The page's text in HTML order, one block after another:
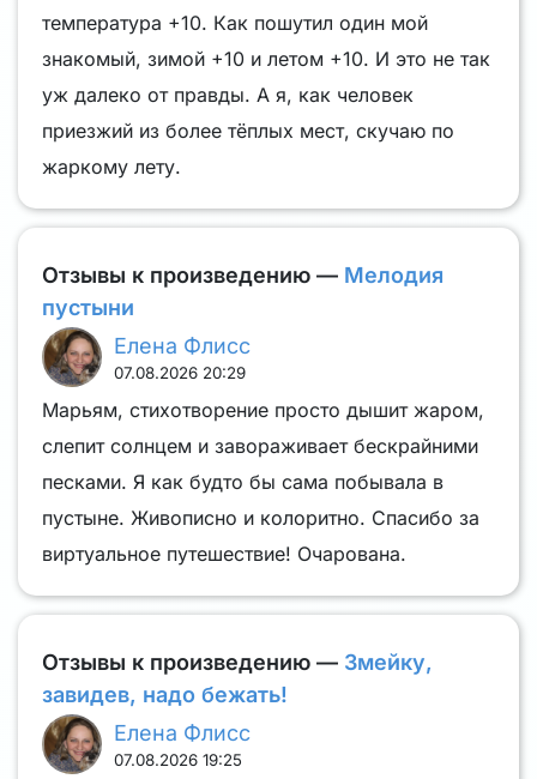
температура +10. Как пошутил один мой
знакомый, зимой +10 и летом +10. И это не так
уж далеко от правды. А я, как человек
приезжий из более тёплых мест, скучаю по
жаркому лету.
Отзывы к произведению — Мелодия
пустыни
Елена Флисс
07.08.2026 20:29
Марьям, стихотворение просто дышит жаром,
слепит солнцем и завораживает бескрайними
песками. Я как будто бы сама побывала в
пустыне. Живописно и колоритно. Спасибо за
виртуальное путешествие! Очарована.
Отзывы к произведению — Змейку,
завидев, надо бежать!
Елена Флисс
07.08.2026 19:25